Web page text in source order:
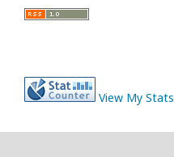
View My Stats